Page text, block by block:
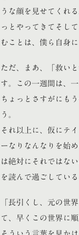
うな顔を見せてくれ
っとやってきてそし
むことは、僕ら自身
ただ、まあ、「救い
す。この一週間は、
ちょっとさすがにも
う。
それ以上に、仮にテ
ーなりなんなりを始
は絶対にそれではな
を読んで過ごしてい
「長引くし、元の世
て、早くこの世界に